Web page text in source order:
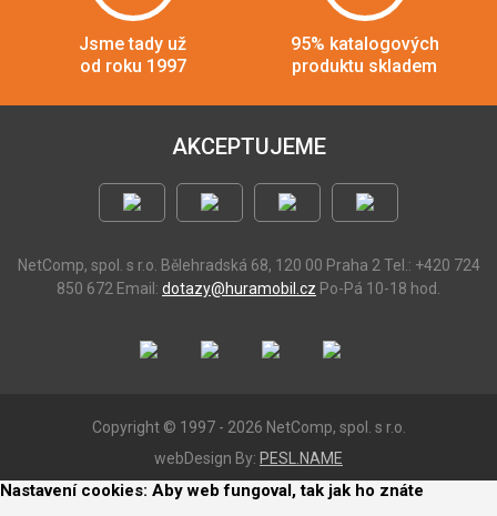
Jsme tady už
od roku 1997
95% katalogových
produktu skladem
AKCEPTUJEME
NetComp, spol. s r.o. Bělehradská 68, 120 00 Praha 2 Tel.: +420 724
850 672 Email: dotazy@huramobil.cz Po-Pá 10-18 hod.
Copyright © 1997 - 2026 NetComp, spol. s r.o.
webDesign By: PESL.NAME
Nastavení cookies: Aby web fungoval, tak jak ho znáte